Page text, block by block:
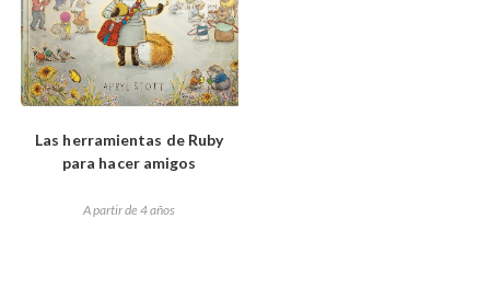
Las herramientas de Ruby
para hacer amigos
A partir de 4 años